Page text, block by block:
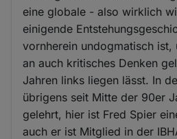
eine globale - also wirklich
einigende
vornherein undogmatisch
an auch kritisches Denken
Jahren links liegen lässt. In
übrigens seit Mitte der 90er
gelehrt, hier ist Fred Spier
auch er ist Mitglied in der